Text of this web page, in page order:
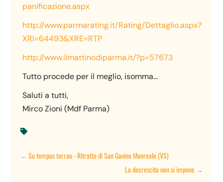
panificazione.aspx
http://www.parmarating.it/Rating/Dettaglio.aspx?
XRI=64493&XRE=RTP
http://www.ilmattinodiparma.it/?p=57673
Tutto procede per il meglio, isomma…
Saluti a tutti,
Mirco Zioni (Mdf Parma)

←Su tempus torrau - Ritratto di San Gavino Monreale (VS)
La decrescita non si impone→